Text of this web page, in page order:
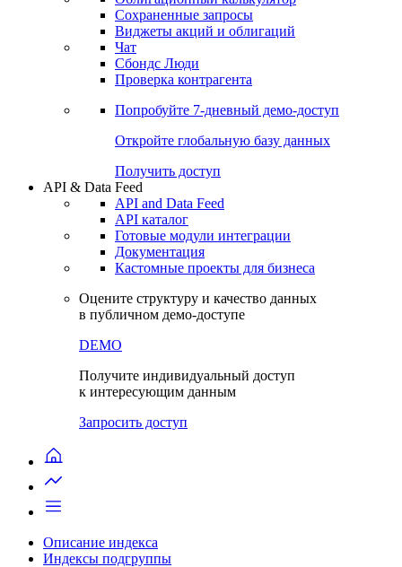
Сохраненные запросы
Виджеты акций и облигаций
Чат
Сбондс Люди
Проверка контрагента
Попробуйте 7-дневный демо-доступ
Откройте глобальную базу данных
Получить доступ
API & Data Feed
API and Data Feed
API каталог
Готовые модули интеграции
Документация
Кастомные проекты для бизнеса
Оцените структуру и качество данных
в публичном демо-доступе
DEMO
Получите индивидуальный доступ
к интересующим данным
Запросить доступ
Описание индекса
Индексы подгруппы